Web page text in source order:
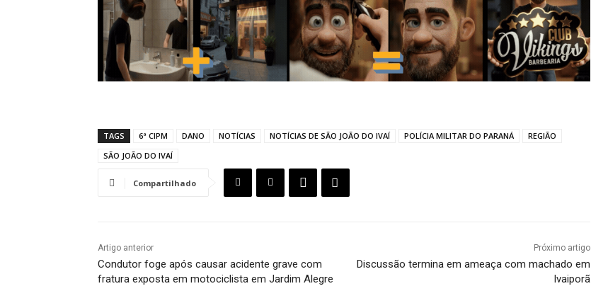
TAGS 6ª CIPM DANO NOTÍCIAS NOTÍCIAS DE SÃO JOÃO DO IVAÍ POLÍCIA MILITAR DO PARANÁ
REGIÃO
SÃO JOÃO DO IVAÍ
Compartilhado
Artigo anterior
Condutor foge após causar acidente grave com
fratura exposta em motociclista em Jardim Alegre
Próximo artigo
Discussão termina em ameaça com machado em
Ivaiporã